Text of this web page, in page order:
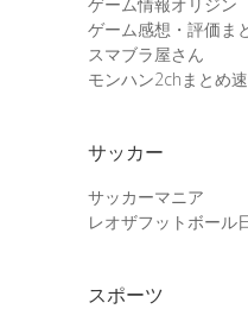
ゲーム感想・評価ま
スマブラ屋さん
モンハン2chまとめ
サッカー
サッカーマニア
レオザフットボール
スポーツ